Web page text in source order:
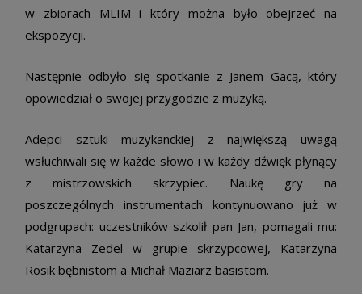
w zbiorach MLIM i który można było obejrzeć na
ekspozycji.
Następnie odbyło się spotkanie z Janem Gacą, który
opowiedział o swojej przygodzie z muzyką.
Adepci sztuki muzykanckiej z największą uwagą
wsłuchiwali się w każde słowo i w każdy dźwięk płynący
z mistrzowskich skrzypiec. Naukę gry na
poszczególnych instrumentach kontynuowano już w
podgrupach: uczestników szkolił pan Jan, pomagali mu:
Katarzyna Zedel w grupie skrzypcowej, Katarzyna
Rosik bębnistom a Michał Maziarz basistom.